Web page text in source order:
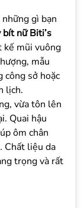
những gì bạn
bít nữ Biti’s
kế mũi vuông
mẫu
công sở hoặc
lịch.
vừa tôn lên
Quai hậu
ôm chân
Chất liệu da
trọng và rất